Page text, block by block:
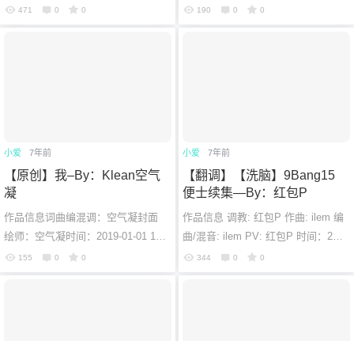
花语 时间：2013-12-17 00:14:50 传
471 0 0
暑假是没有专门的VSinger Live的，
190 0 0
小爱 7年前
【原创】我–By：Klean空气
凝
作品信息词曲编混调：空气凝封面
绘师：空气凝时间：2019-01-01 19:
16:42传送门B站：戳我跳转云村：
155 0 0
小爱 7年前
【翻调】【洗脑】9Bang15
便士续集—By：红包P
作品信息 调教: 红包P 作曲: ilem 编
曲/混音: ilem PV: 红包P 时间：201
8-01-31 17:08:23 传送门 B站：http
344 0 0
您没有权限发布内容，请购买会员或者提升权
限。
6位以上